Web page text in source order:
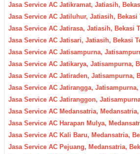
Jasa Service AC Jatikramat, Jatiasih,
Jasa Service AC Jatiluhur, Jatiasih, Bekasi
Jasa Service AC Jatirasa, Jatiasih, Bekasi
Jasa Service AC Jatisari, Jatiasih, Bekasi
Jasa Service AC Jatisampurna,
Jasa Service AC Jatikarya, Jatisampurna,
Jasa Service AC Jatiraden, Jatisampurna,
Jasa Service AC Jatirangga, Jatisampurna,
Jasa Service AC Jatiranggon,
Jasa Service AC Medansatria,
Jasa Service AC Harapan Mulya,
Jasa Service AC Kali Baru, Medansatria,
Jasa Service AC Pejuang, Medansatria,